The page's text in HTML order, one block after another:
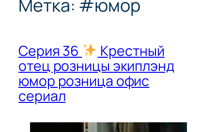
Метка: #юмор
Серия 36 Крестный
отец розницы экиплэнд
юмор розница офис
сериал